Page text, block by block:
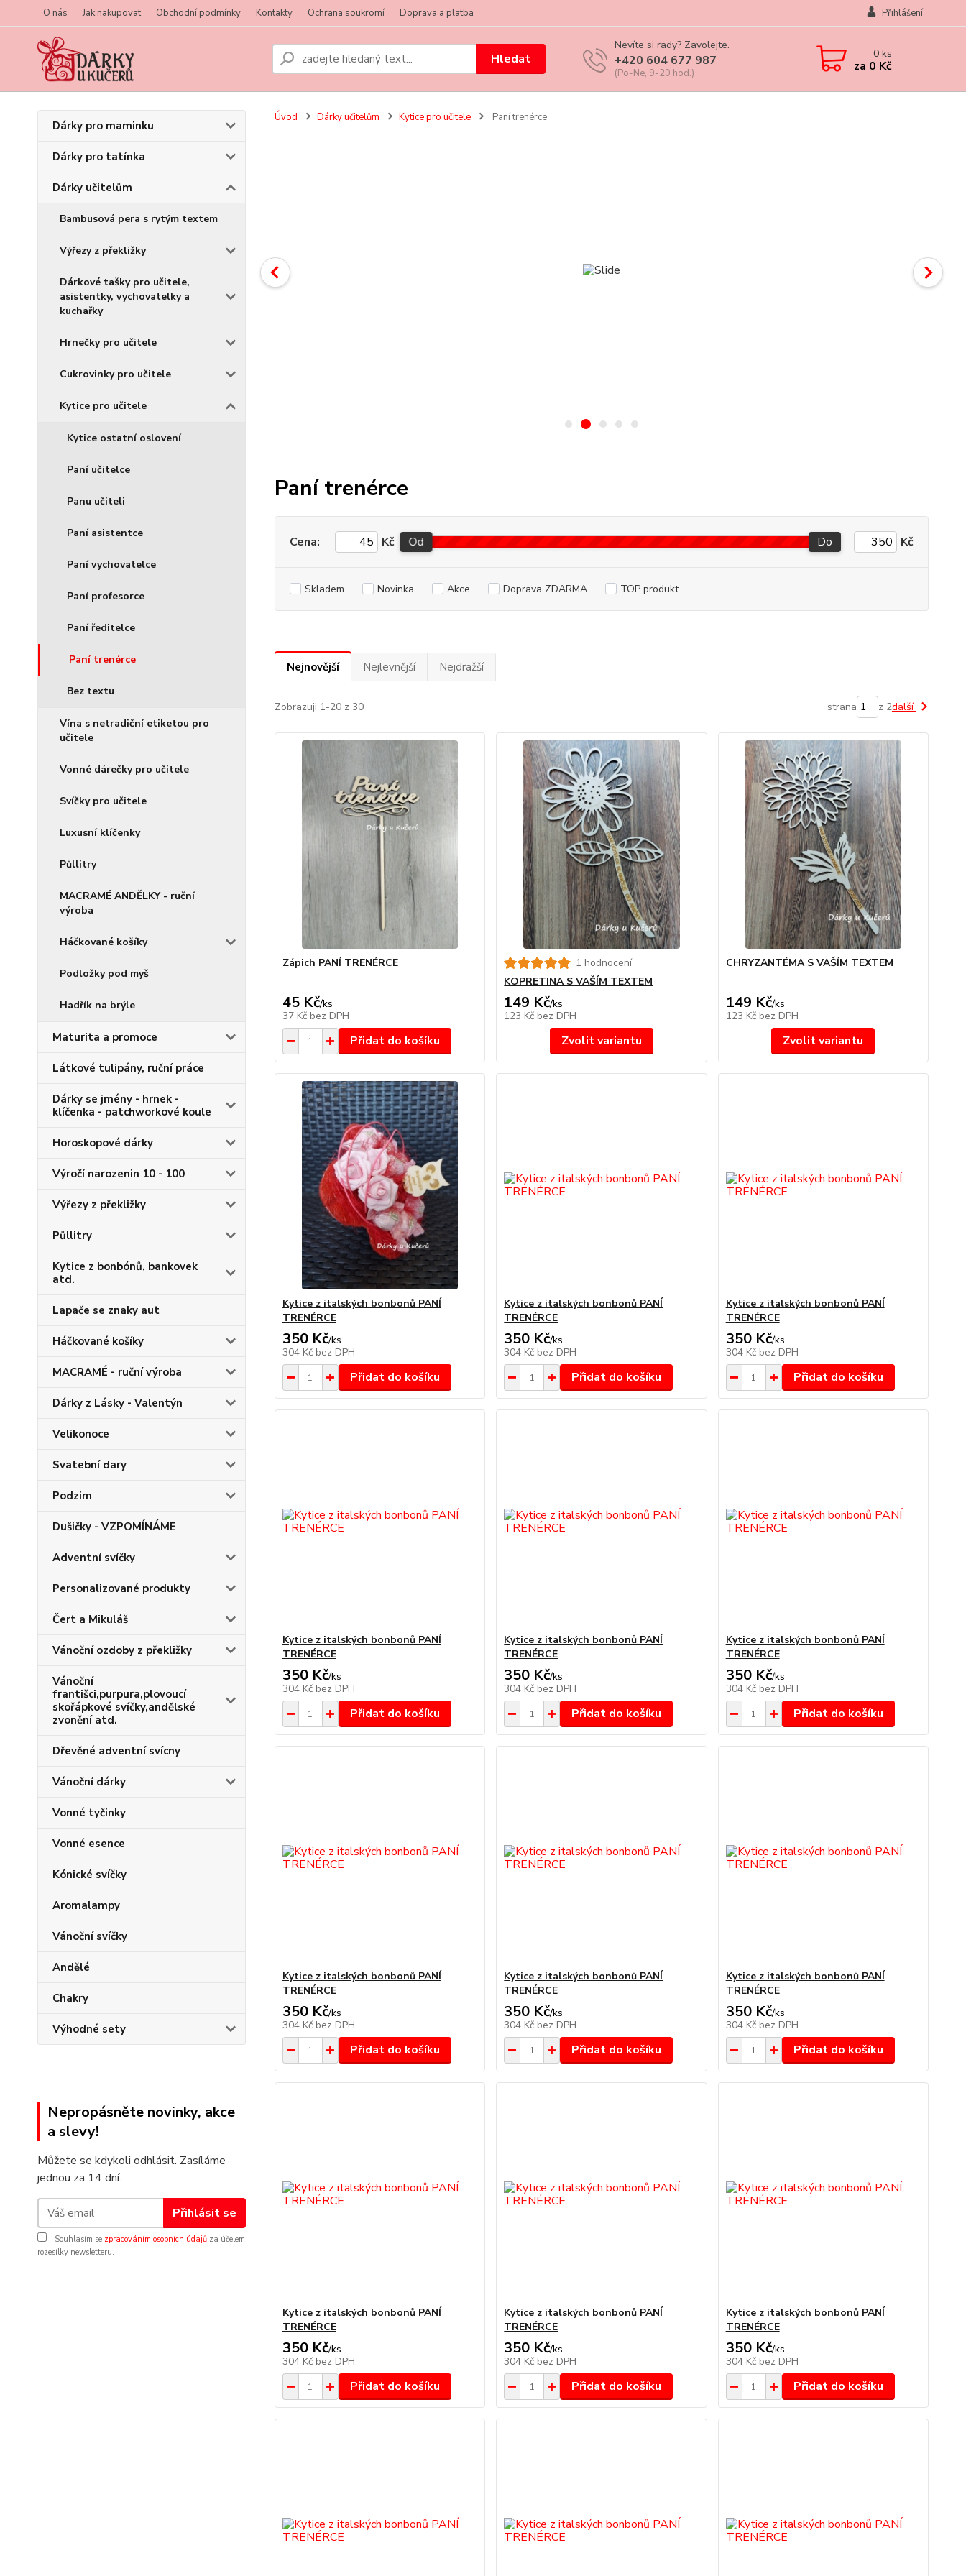
O nás Jak nakupovat Obchodní podmínky Kontakty Ochrana soukromí Doprava a platba Přihlášení
Hledat
Nevíte si rady? Zavolejte.
+420 604 677 987
(Po-Ne, 9-20 hod.)
0ks
za 0 Kč
Dárky pro maminku
Dárky pro tatínka
Dárky učitelům
Bambusová pera s rytým textem
Výřezy z překližky
Dárkové tašky pro učitele,
asistentky, vychovatelky a
kuchařky
Hrnečky pro učitele
Cukrovinky pro učitele
Kytice pro učitele
Kytice ostatní oslovení
Paní učitelce
Panu učiteli
Paní asistentce
Paní vychovatelce
Paní profesorce
Paní ředitelce
Paní trenérce
Bez textu
Vína s netradiční etiketou pro
učitele
Vonné dárečky pro učitele
Svíčky pro učitele
Luxusní klíčenky
Půllitry
MACRAMÉ ANDĚLKY - ruční
výroba
Háčkované košíky
Podložky pod myš
Hadřík na brýle
Maturita a promoce
Látkové tulipány, ruční práce
Dárky se jmény - hrnek -
klíčenka - patchworkové koule
Horoskopové dárky
Výročí narozenin 10 - 100
Výřezy z překližky
Půllitry
Kytice z bonbónů, bankovek
atd.
Lapače se znaky aut
Háčkované košíky
MACRAMÉ - ruční výroba
Dárky z Lásky - Valentýn
Velikonoce
Svatební dary
Podzim
Dušičky - VZPOMÍNÁME
Adventní svíčky
Personalizované produkty
Čert a Mikuláš
Vánoční ozdoby z překližky
Vánoční
františci,purpura,plovoucí
skořápkové svíčky,andělské
zvonění atd.
Dřevěné adventní svícny
Vánoční dárky
Vonné tyčinky
Vonné esence
Kónické svíčky
Aromalampy
Vánoční svíčky
Andělé
Chakry
Výhodné sety
Nepropásněte novinky, akce
a slevy!
Můžete se kdykoli odhlásit. Zasíláme
jednou za 14 dní.
Přihlásit se
Souhlasím se zpracováním osobních údajů za účelem
rozesílky newsletteru.
Úvod Dárky učitelům Kytice pro učitele Paní trenérce
Paní trenérce
Cena: Kč Od Do Kč
Skladem Novinka Akce Doprava ZDARMA TOP produkt
Nejnovější Nejlevnější Nejdražší
Zobrazuji 1-20 z 30 strana z 2další
Zápich PANÍ TRENÉRCE
45 Kč/ks
37 Kč bez DPH
Přidat do košíku
1 hodnocení
KOPRETINA S VAŠÍM TEXTEM
149 Kč/ks
123 Kč bez DPH
Zvolit variantu
CHRYZANTÉMA S VAŠÍM TEXTEM
149 Kč/ks
123 Kč bez DPH
Zvolit variantu
Kytice z italských bonbonů PANÍ
TRENÉRCE
350 Kč/ks
304 Kč bez DPH
Přidat do košíku
Kytice z italských bonbonů PANÍ
TRENÉRCE
350 Kč/ks
304 Kč bez DPH
Přidat do košíku
Kytice z italských bonbonů PANÍ
TRENÉRCE
350 Kč/ks
304 Kč bez DPH
Přidat do košíku
Kytice z italských bonbonů PANÍ
TRENÉRCE
350 Kč/ks
304 Kč bez DPH
Přidat do košíku
Kytice z italských bonbonů PANÍ
TRENÉRCE
350 Kč/ks
304 Kč bez DPH
Přidat do košíku
Kytice z italských bonbonů PANÍ
TRENÉRCE
350 Kč/ks
304 Kč bez DPH
Přidat do košíku
Kytice z italských bonbonů PANÍ
TRENÉRCE
350 Kč/ks
304 Kč bez DPH
Přidat do košíku
Kytice z italských bonbonů PANÍ
TRENÉRCE
350 Kč/ks
304 Kč bez DPH
Přidat do košíku
Kytice z italských bonbonů PANÍ
TRENÉRCE
350 Kč/ks
304 Kč bez DPH
Přidat do košíku
Kytice z italských bonbonů PANÍ
TRENÉRCE
350 Kč/ks
304 Kč bez DPH
Přidat do košíku
Kytice z italských bonbonů PANÍ
TRENÉRCE
350 Kč/ks
304 Kč bez DPH
Přidat do košíku
Kytice z italských bonbonů PANÍ
TRENÉRCE
350 Kč/ks
304 Kč bez DPH
Přidat do košíku